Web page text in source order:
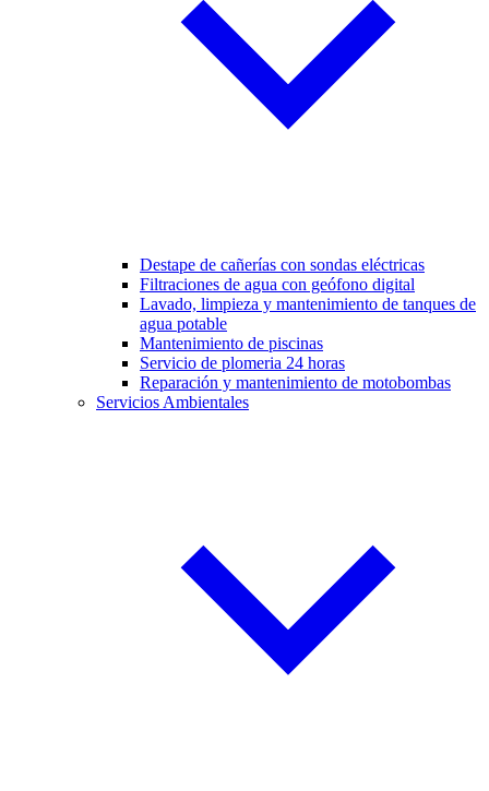
Destape de cañerías con sondas eléctricas
Filtraciones de agua con geófono digital
Lavado, limpieza y mantenimiento de tanques de
agua potable
Mantenimiento de piscinas
Servicio de plomeria 24 horas
Reparación y mantenimiento de motobombas
Servicios Ambientales